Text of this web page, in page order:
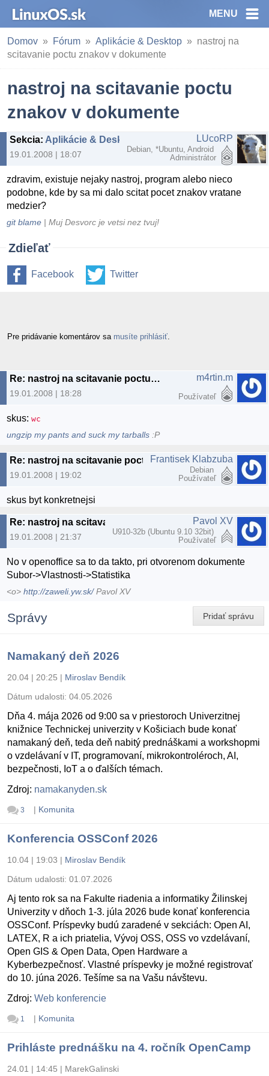
MENU
Domov Fórum Aplikácie & Desktop
nastroj na
scitavanie poctu znakov v dokumente
nastroj na scitavanie poctu
znakov v dokumente
Sekcia: Aplikácie & Desktop
19.01.2008 | 18:07
LUcoRP
Debian, *Ubuntu, Android
Administrátor
zdravim, existuje nejaky nastroj, program alebo nieco
podobne, kde by sa mi dalo scitat pocet znakov vratane
medzier?
git blame | Muj Desvorc je vetsi nez tvuj!
Zdieľať
Facebook Twitter
Pre pridávanie komentárov sa musíte prihlásiť
Re: nastroj na scitavanie poctu znakov v dokumente
19.01.2008 | 18:28
m4rtin.m
Používateľ
skus:wc
ungzip my pants and suck my tarballs :P
Re: nastroj na scitavanie poctu znakov v dokumente
19.01.2008 | 19:02
Frantisek Klabzuba
Debian
Používateľ
skus byt konkretnejsi
19.01.2008 | 21:37
Pavol XV
U910-32b (Ubuntu 9.10 32bit)
Používateľ
No v openoffice sa to da takto, pri otvorenom dokumente
Subor->Vlastnosti->Statistika
<o>http://zaweli.yw.sk/Pavol XV
Pridať správu
Správy
Namakaný deň 2026
20.04 | 20:25 | Miroslav Bendík
Dátum udalosti: 04.05.2026
Dňa 4. mája 2026 od 9:00 sa v priestoroch Univerzitnej
knižnice Technickej univerzity v Košiciach bude konať
namakaný deň, teda deň nabitý prednáškami a workshopmi
o vzdelávaní v IT, programovaní, mikrokontroléroch, AI,
bezpečnosti, IoT a o ďalších témach.
Zdroj: namakanyden.sk
3 | Komunita
Konferencia OSSConf 2026
10.04 | 19:03 | Miroslav Bendík
Dátum udalosti: 01.07.2026
Aj tento rok sa na Fakulte riadenia a informatiky Žilinskej
Univerzity v dňoch 1-3. júla 2026 bude konať konferencia
OSSConf. Príspevky budú zaradené v sekciách: Open AI,
LATEX, R a ich priatelia, Vývoj OSS, OSS vo vzdelávaní,
Open GIS & Open Data, Open Hardware a
Kyberbezpečnosť. Vlastné príspevky je možné registrovať
do 10. júna 2026. Tešíme sa na Vašu návštevu.
Zdroj: Web konferencie
1 | Komunita
Prihláste prednášku na 4. ročník OpenCamp
24.01 | 14:45 | MarekGalinski